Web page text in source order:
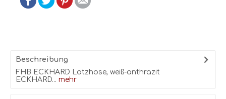
Beschreibung
FHB ECKHARD Latzhose, weiß-anthrazit
ECKHARD... mehr